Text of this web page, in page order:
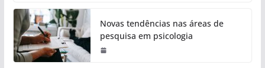
Novas tendências nas áreas de
pesquisa em psicologia